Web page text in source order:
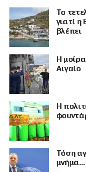
Το
γιατί
βλέπει
Η
Αιγαίο
Η
Τόση
μνήμα…